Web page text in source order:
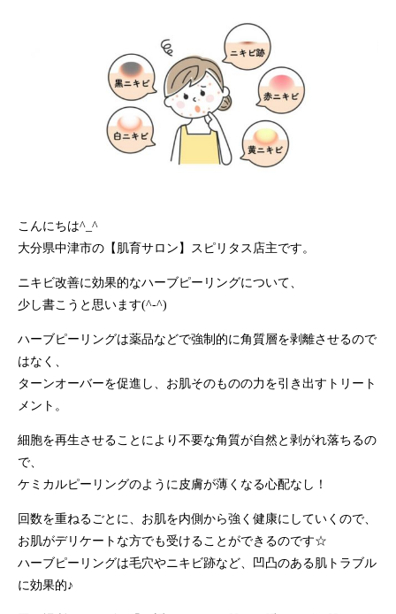
こんにちは^_^
大分県中津市の【肌育サロン】スピリタス店主です。
ニキビ改善に効果的なハーブピーリングについて、
少し書こうと思います(^-^)
ハーブピーリングは薬品などで強制的に角質層を剥離させるので
はなく、
ターンオーバーを促進し、お肌そのものの力を引き出すトリート
メント。
細胞を再生させることにより不要な角質が自然と剥がれ落ちるの
で、
ケミカルピーリングのように皮膚が薄くなる心配なし！
回数を重ねるごとに、お肌を内側から強く健康にしていくので、
お肌がデリケートな方でも受けることができるのです☆
ハーブピーリングは毛穴やニキビ跡など、凹凸のある肌トラブル
に効果的♪